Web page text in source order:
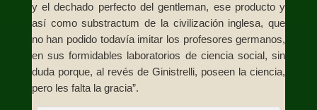
y el dechado perfecto del gentleman, ese producto y
así como substractum de la civilización inglesa, que
no han podido todavía imitar los profesores germanos,
en sus formidables laboratorios de ciencia social, sin
duda porque, al revés de Ginistrelli, poseen la ciencia,
pero les falta la gracia”.